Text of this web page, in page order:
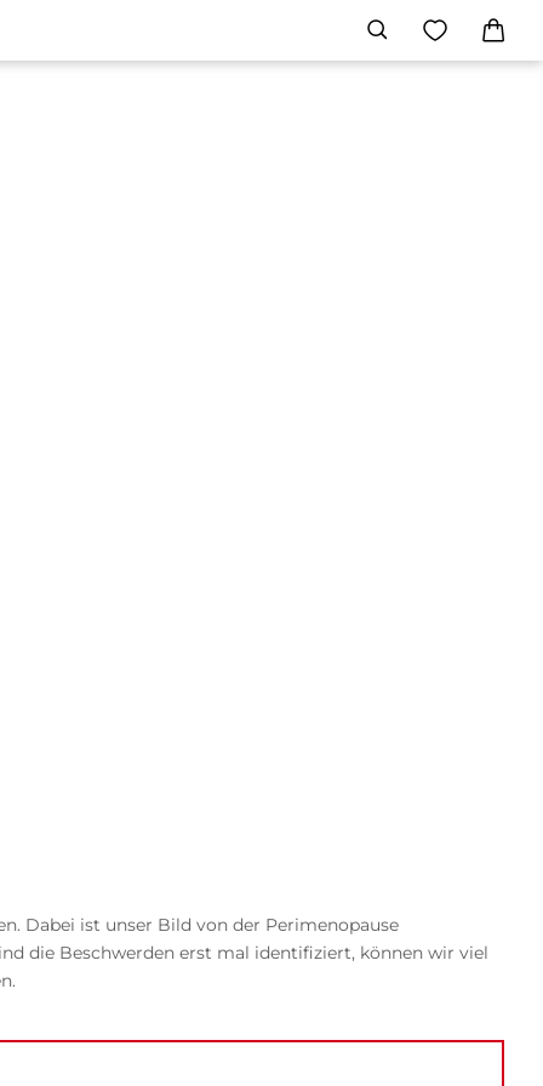
Dabei ist unser Bild von der Perimenopause
die Beschwerden erst mal identifiziert, können wir viel